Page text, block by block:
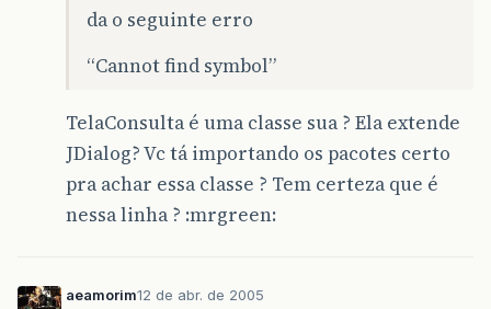
da o seguinte erro
“Cannot find symbol”
TelaConsulta é uma classe sua ? Ela extende
JDialog? Vc tá importando os pacotes certo
pra achar essa classe ? Tem certeza que é
nessa linha ? :mrgreen:
aeamorim12 de abr. de 2005